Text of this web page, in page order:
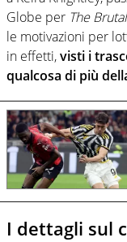
Globe per The
le motivazioni per
in effetti,visti i
qualcosa di più
I dettagli sul